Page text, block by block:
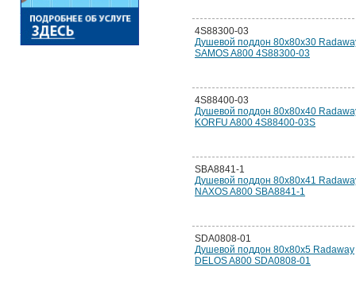
4S88300-03
Душевой поддон 80х80х30
SAMOS A800 4S88300-03
4S88400-03
Душевой поддон 80х80х40
KORFU A800 4S88400-03S
SBA8841-1
Душевой поддон 80х80х41
NAXOS A800 SBA8841-1
SDA0808-01
Душевой поддон 80х80х5 Radaway
DELOS A800 SDA0808-01